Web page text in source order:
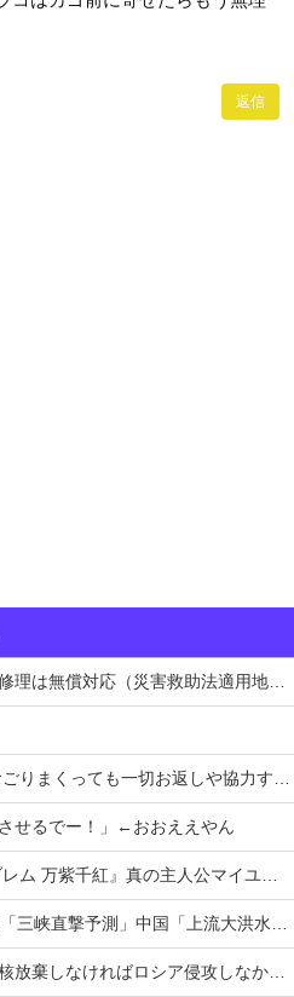
返信
は無償対応（災害救助法適用地域）
一切お返しや協力する気がないプレイヤーいるけど…
せるでー！」←おおええやん
紅』真の主人公マイユニはキャラメイクが可能
国都市「8/5の映像（動画」三峡ダム「緊急放流（決壊危機」中国「下流大水害（震え声」→
しなければロシア侵攻しなかった」！